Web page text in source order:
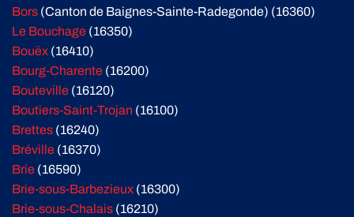
Bors (Canton de Baignes-Sainte-Radegonde) (16360)
Le Bouchage (16350)
Bouëx (16410)
Bourg-Charente (16200)
Bouteville (16120)
Boutiers-Saint-Trojan (16100)
Brettes (16240)
Bréville (16370)
Brie (16590)
Brie-sous-Barbezieux (16300)
Brie-sous-Chalais (16210)